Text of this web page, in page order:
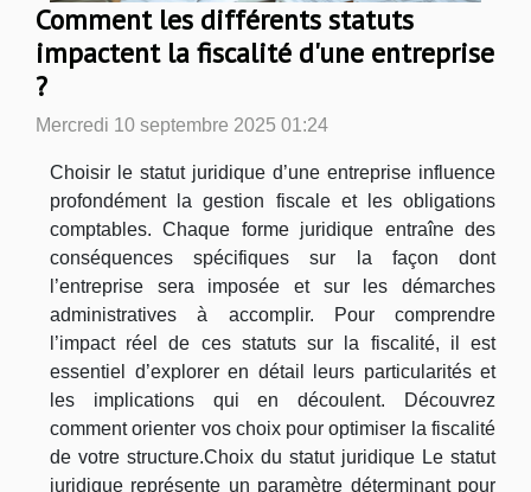
Comment les différents statuts
impactent la fiscalité d'une entreprise
?
Mercredi 10 septembre 2025 01:24
Choisir le statut juridique d’une entreprise influence
profondément la gestion fiscale et les obligations
comptables. Chaque forme juridique entraîne des
conséquences spécifiques sur la façon dont
l’entreprise sera imposée et sur les démarches
administratives à accomplir. Pour comprendre
l’impact réel de ces statuts sur la fiscalité, il est
essentiel d’explorer en détail leurs particularités et
les implications qui en découlent. Découvrez
comment orienter vos choix pour optimiser la fiscalité
de votre structure.Choix du statut juridique Le statut
juridique représente un paramètre déterminant pour